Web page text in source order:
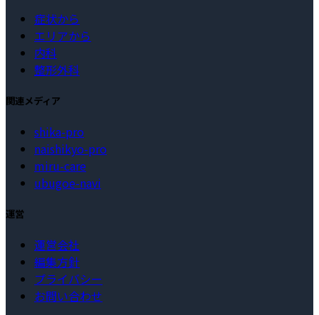
症状から
エリアから
内科
整形外科
関連メディア
shika-pro
naishikyo-pro
miru-care
ubugoe-navi
運営
運営会社
編集方針
プライバシー
お問い合わせ